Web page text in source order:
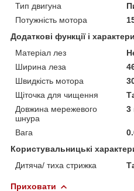
Тип двигуна
Потужність мотора
Додаткові функції і
Матеріал лез
Ширина леза
Швидкість мотора
Щіточка для чищення
Довжина мережевого
шнура
3
Вага
Користувальницькі
Дитяча/ тиха стрижка
Приховати